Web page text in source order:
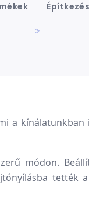
Építkezés
a
módon.